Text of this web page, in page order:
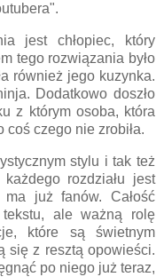
jest chłopiec, który
tego rozwiązania było
również jego kuzynka.
Dodatkowo doszło
z którym osoba, która
coś czego nie zrobiła.
stylu i tak też
rozdziału jest
już fanów. Całość
ale ważną rolę
które są świetnym
się z resztą opowieści.
po niego już teraz,